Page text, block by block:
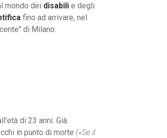
mondo dei disabili e degli
fino ad arrivare, nel
di Milano.
di 23 anni. Già
in punto di morte («Se il